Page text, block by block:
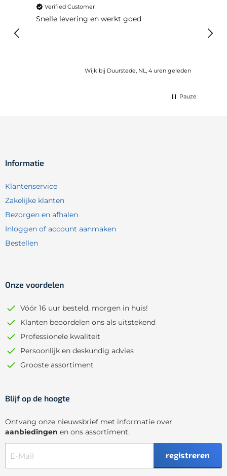
Verified Customer
Snelle levering en werkt goed
Wijk bij Duurstede, NL, 4 uren geleden
Pauze
Informatie
Klantenservice
Zakelijke klanten
Bezorgen en afhalen
Inloggen of account aanmaken
Bestellen
Onze voordelen
Vóór 16 uur besteld, morgen in huis!
Klanten beoordelen ons als uitstekend
Professionele kwaliteit
Persoonlijk en deskundig advies
Grooste assortiment
Blijf op de hoogte
Ontvang onze nieuwsbrief met informatie over
aanbiedingen en ons assortiment.
registreren